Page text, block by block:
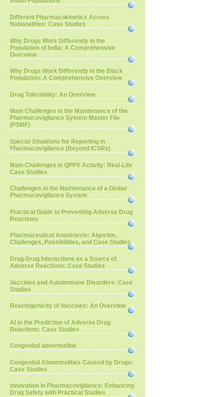
Different Pharmacokinetics Across
Nationalities: Case Studies
Why Drugs Work Differently in the
Population of India: A Comprehensive
Overview
Why Drugs Work Differently in the Black
Population: A Comprehensive Overview
Drug Tolerability: An Overview
Main Challenges in the Maintenance of the
Pharmacovigilance System Master File
(PSMF)
Special Situations for Reporting in
Pharmacovigilance (Beyond ICSRs)
Main Challenges in QPPV Activity: Real-Life
Case Studies
Challenges in the Maintenance of a Global
Pharmacovigilance System
Practical Guide to Preventing Adverse Drug
Reactions
Pharmaceutical Anamnesis: Algoritm,
Challenges, Possibilities, and Case Studies
Drug-Drug Interactions as a Source of
Adverse Reactions: Case Studies
Vaccines and Autoimmune Disorders: Case
Studies
Reactogenicity of Vaccines: An Overview
AI in the Prediction of Adverse Drug
Reactions: Case Studies
Congenital abnormalitie
Congenital Abnormalities Caused by Drugs:
Case Studies
Innovation in Pharmacovigilance: Enhancing
Drug Safety with Practical Studies